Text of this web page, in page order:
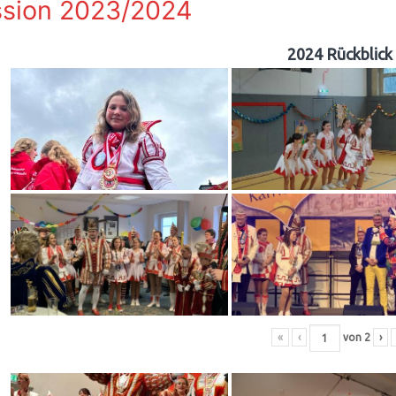
2023/2024
2024 Rückblick
« ‹ von 2 ›